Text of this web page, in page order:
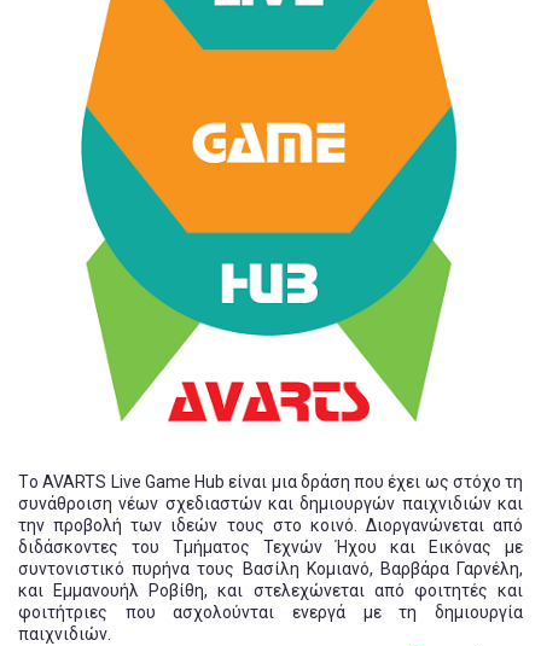
Tο AVARTS Live Game Hub είναι μια δράση που έχει ως στόχο τη
συνάθροιση νέων σχεδιαστών και δημιουργών παιχνιδιών και
την προβολή των ιδεών τους στο κοινό. Διοργανώνεται από
διδάσκοντες του Τμήματος Τεχνών Ήχου και Εικόνας με
συντονιστικό πυρήνα τους Βασίλη Κομιανό, Βαρβάρα Γαρνέλη,
και Εμμανουήλ Ροβίθη, και στελεχώνεται από φοιτητές και
φοιτήτριες που ασχολούνται ενεργά με τη δημιουργία
παιχνιδιών.